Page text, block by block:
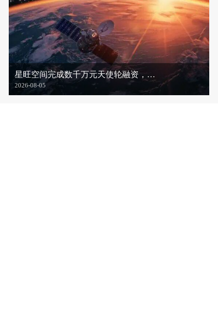
业内备受瞩目的新锐力量。
嘉宾商学是中国唯一的全案例学习机构，以“为企业赋能、
为社会增智”为使命、“遍访天下公司、纪录时代商业”为愿
景，已开发深度商业与教学案例3000+、视频案例1000+、
近场案例350+、陪跑案例800+，案例影响力直接覆盖400万
管理者粉丝。
嘉宾商学创立九年来，带领了800+行业头部企业家学员从
学习案例、到成为案例。中国AI第一股科大讯飞、新能源
星旺空间完成数千万元天使轮融资，…
2026-08-05